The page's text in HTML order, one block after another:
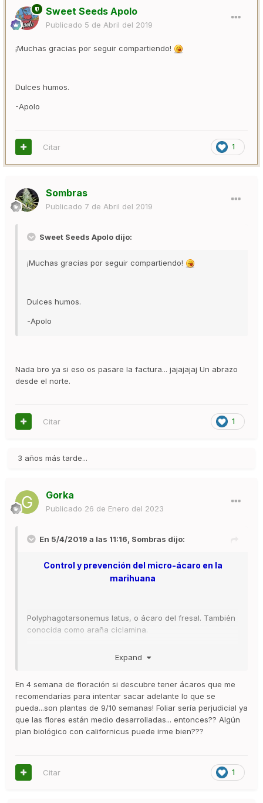
Sweet Seeds Apolo
Publicado 5 de Abril del 2019
¡Muchas gracias por seguir compartiendo!
Dulces humos.
-Apolo
1
Citar
Sombras
Publicado 7 de Abril del 2019
Sweet Seeds Apolo dijo:
¡Muchas gracias por seguir compartiendo!
Dulces humos.
-Apolo
Nada bro ya si eso os pasare la factura... jajajajaj Un abrazo
desde el norte.
1
Citar
3 años más tarde...
Gorka
Publicado 26 de Enero del 2023
En 5/4/2019 a las 11:16, Sombras dijo:
Control y prevención del micro-ácaro en la
marihuana
Polyphagotarsonemus latus, o ácaro del fresal. También
conocida como araña ciclamina.
confundirse con el primero.
Calepitrimerus vitis, o ácaro de la vid. Conocida su
enfermedad como acariosis de la vid.
Para controlar el ataque de estos fatídicos insectos se
deben tener una serie de parámetros en cuenta y que
diferenciaremos según el tipo de ácaro que nos haya
que no quede más remedio que tirar las plantas, limpiar
a fondo el espacio de cultivo y empezar de nuevo.
Expand
En 4 semana de floración si descubre tener ácaros que me
recomendarías para intentar sacar adelante lo que se
pueda...son plantas de 9/10 semanas! Foliar sería perjudicial ya
que las flores están medio desarrolladas... entonces?? Algún
plan biológico con californicus puede irme bien???
1
Citar